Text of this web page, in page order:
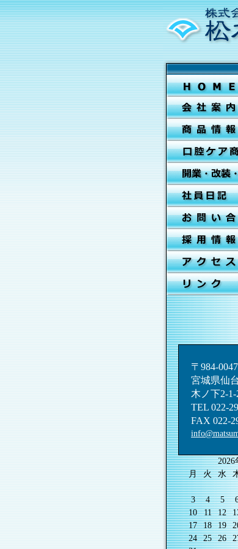
〒984-0047
宮城県仙
木ノ下2-1-
TEL 022-
FAX 022-
2026
月
火 水
3
4 5
10
11 12
17
18 19
24
25 26